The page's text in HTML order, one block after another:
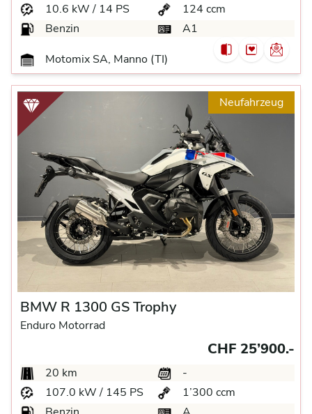
10.6 kW / 14 PS
124 ccm
Benzin
A1
Motomix SA, Manno (TI)
Neufahrzeug
BMW R 1300 GS Trophy
Enduro Motorrad
CHF 25’900.-
20 km
-
107.0 kW / 145 PS
1’300 ccm